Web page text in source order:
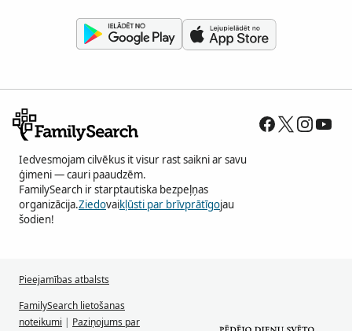
Iedvesmojam cilvēkus it visur rast saikni ar savu
ģimeni — cauri paaudzēm.
FamilySearch ir starptautiska bezpeļņas
organizācija.Ziedovaikļūsti par brīvprātīgojau
šodien!
Pieejamības atbalsts
FamilySearch lietošanas
noteikumi | Paziņojums par